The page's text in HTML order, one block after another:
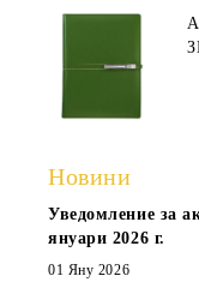
Новини
Уведомление за
януари 2026 г.
01 Яну 2026